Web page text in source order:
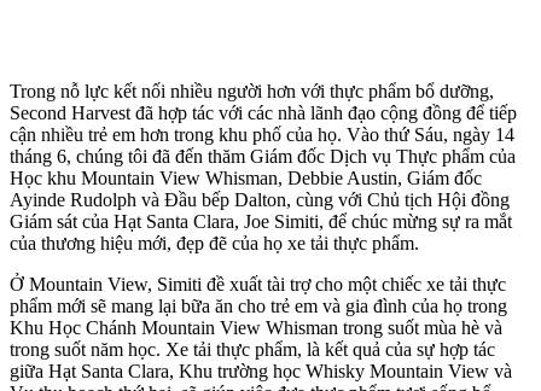
Trong nỗ lực kết nối nhiều người hơn với thực phẩm bổ dưỡng,
Second Harvest đã hợp tác với các nhà lãnh đạo cộng đồng để tiếp
cận nhiều trẻ em hơn trong khu phố của họ. Vào thứ Sáu, ngày 14
tháng 6, chúng tôi đã đến thăm Giám đốc Dịch vụ Thực phẩm của
Học khu Mountain View Whisman, Debbie Austin, Giám đốc
Ayinde Rudolph và Đầu bếp Dalton, cùng với Chủ tịch Hội đồng
Giám sát của Hạt Santa Clara, Joe Simiti, để chúc mừng sự ra mắt
của thương hiệu mới, đẹp đẽ của họ xe tải thực phẩm.
Ở Mountain View, Simiti đề xuất tài trợ cho một chiếc xe tải thực
phẩm mới sẽ mang lại bữa ăn cho trẻ em và gia đình của họ trong
Khu Học Chánh Mountain View Whisman trong suốt mùa hè và
trong suốt năm học. Xe tải thực phẩm, là kết quả của sự hợp tác
giữa Hạt Santa Clara, Khu trường học Whisky Mountain View và